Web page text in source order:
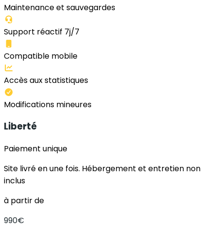
Maintenance et sauvegardes
Support réactif 7j/7
Compatible mobile
Accès aux statistiques
Modifications mineures
Liberté
Paiement unique
Site livré en une fois. Hébergement et entretien non
inclus
à partir de
990€